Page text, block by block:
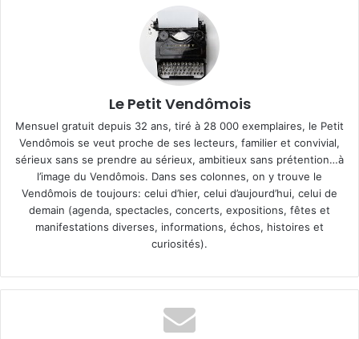
Le Petit Vendômois
Mensuel gratuit depuis 32 ans, tiré à 28 000 exemplaires, le Petit
Vendômois se veut proche de ses lecteurs, familier et convivial,
sérieux sans se prendre au sérieux, ambitieux sans prétention…à
l’image du Vendômois. Dans ses colonnes, on y trouve le
Vendômois de toujours: celui d’hier, celui d’aujourd’hui, celui de
demain (agenda, spectacles, concerts, expositions, fêtes et
manifestations diverses, informations, échos, histoires et
curiosités).